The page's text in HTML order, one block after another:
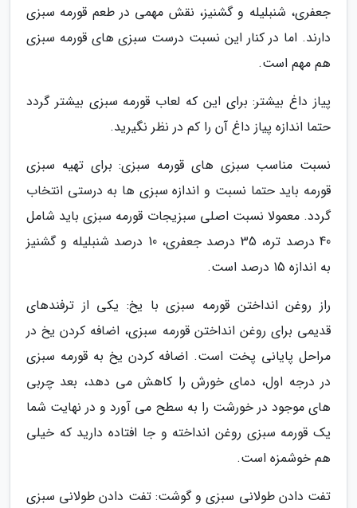
جعفری، شنبلیله و گشنیز، نقش مهمی در طعم قورمه سبزی
دارند. اما در کنار این نسبت درست سبزی های قورمه سبزی
هم مهم است.
پیاز داغ بیشتر: برای این که لعاب قورمه سبزی بیشتر گردد
حتما اندازه پیاز داغ آن را کم در نظر نگیرید.
نسبت مناسب سبزی های قورمه سبزی: برای تهیه سبزی
قورمه باید حتما نسبت و اندازه سبزی ها به درستی انتخاب
گردد. معمولا نسبت اصلی سبزیجات قورمه سبزی باید شامل
40 درصد تره، 35 درصد جعفری، 10 درصد شنبلیله و گشنیز
به اندازه 15 درصد است.
راز روغن انداختن قورمه سبزی با یخ: یکی از ترفندهای
قدیمی برای روغن انداختن قورمه سبزی، اضافه کردن یخ در
مراحل پایانی پخت است. اضافه کردن یخ به قورمه سبزی
در درجه اول، دمای خورش را کاهش می دهد، بعد چربی
های موجود در خورشت را به سطح می آورد و در نهایت شما
یک قورمه سبزی روغن انداخته و جا افتاده دارید که خیلی
هم خوشمزه است.
تفت دادن طولانی سبزی و گوشت: تفت دادن طولانی سبزی